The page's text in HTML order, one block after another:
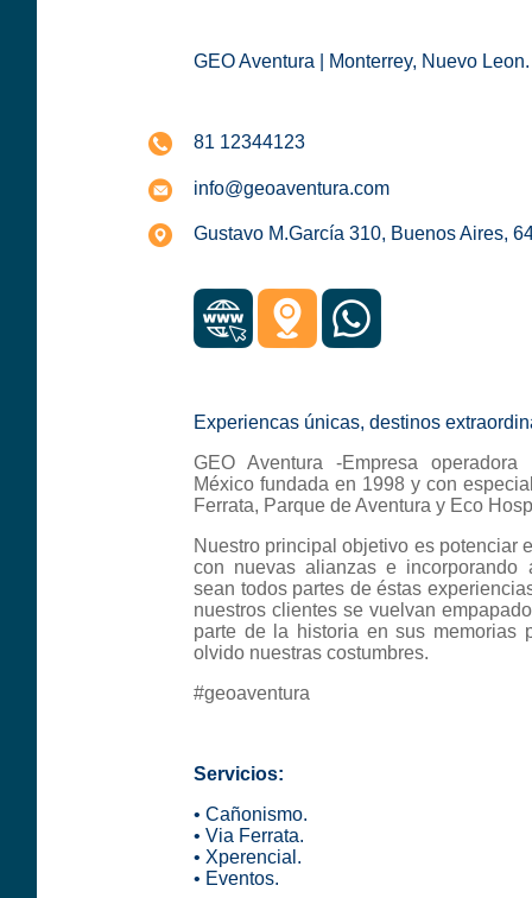
GEO Aventura | Monterrey, Nuevo Leon.
81 12344123
info@geoaventura.com
Gustavo M.García 310, Buenos Aires,
Experiencas únicas, destinos
GEO Aventura -Empresa
México fundada en 1998 y con
Ferrata, Parque de Aventura y Eco
Nuestro principal objetivo es potenciar
con nuevas alianzas e
sean todos partes de éstas
nuestros clientes se vuelvan
parte de la historia en sus memorias
olvido nuestras costumbres.
#geoaventura
Servicios:
• Cañonismo.
• Via Ferrata.
• Xperencial.
• Eventos.